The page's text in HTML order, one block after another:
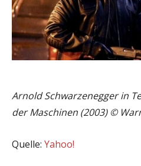
Arnold Schwarzenegger in
der Maschinen (2003) ©
Quelle: Yahoo!